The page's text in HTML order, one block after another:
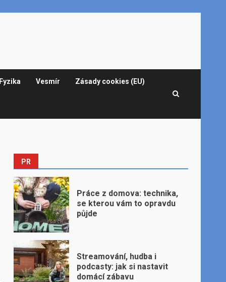
Fyzika Vesmír Zásady cookies (EU)
PR
Práce z domova: technika,
se kterou vám to opravdu
půjde
Streamování, hudba i
podcasty: jak si nastavit
domácí zábavu